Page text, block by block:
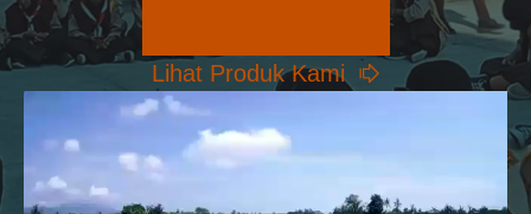
Lihat Produk Kami